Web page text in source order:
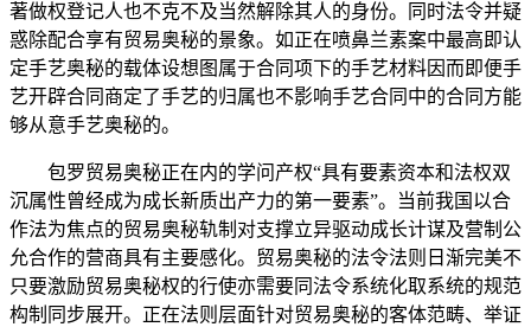
著做权登记人也不克不及当然解除其人的身份。同时法令并疑
惑除配合享有贸易奥秘的景象。如正在喷鼻兰素案中最高即认
定手艺奥秘的载体设想图属于合同项下的手艺材料因而即便手
艺开辟合同商定了手艺的归属也不影响手艺合同中的合同方能
够从意手艺奥秘的。
包罗贸易奥秘正在内的学问产权“具有要素资本和法权双
沉属性曾经成为成长新质出产力的第一要素”。当前我国以合
作法为焦点的贸易奥秘轨制对支撑立异驱动成长计谋及营制公
允合作的营商具有主要感化。贸易奥秘的法令法则日渐完美不
只要激励贸易奥秘权的行使亦需要同法令系统化取系统的规范
构制同步展开。正在法则层面针对贸易奥秘的客体范畴、举证